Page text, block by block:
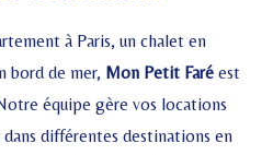
à Paris, un chalet en
bord de mer, Mon Petit Faré est
équipe gère vos locations
différentes destinations en